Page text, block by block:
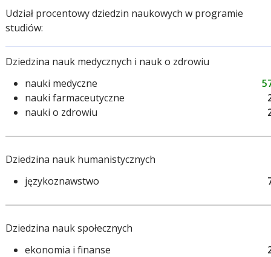
Udział procentowy dziedzin naukowych w programie
studiów:
Dziedzina nauk medycznych i nauk o zdrowiu
nauki medyczne
nauki farmaceutyczne
nauki o zdrowiu
Dziedzina nauk humanistycznych
językoznawstwo
Dziedzina nauk społecznych
ekonomia i finanse